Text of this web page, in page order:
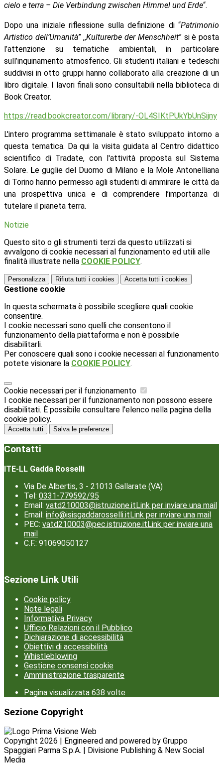
cielo e terra – Die Verbindung zwischen Himmel und Erde“.
Dopo una iniziale riflessione sulla definizione di “Patrimonio
Artistico dell’Umanità” ,,Kulturerbe der Menschheit” si è posta
l’attenzione su tematiche ambientali, in particolare
sull’inquinamento atmosferico.Gli studenti italiani e tedeschi
suddivisi in otto gruppi hanno collaborato alla creazione di un
libro digitale. I lavori finali sono consultabili nella biblioteca di
Book Creator.
https://read.bookcreator.com/library/-OL4SIKtPUkYbUnSijny
L'intero programma settimanale è stato sviluppato intorno a
questa tematica. Da qui la visita guidata alCentro didattico
scientifico di Tradate, con l'attività proposta sul Sistema
Solare. Le guglie del Duomo di Milano e la Mole Antonelliana
di Torino hanno permesso agli studenti di ammirare le città da
una prospettiva unica e di comprendere l’importanza di
tutelare il pianeta terra.
Notizie
Questo sito o gli strumenti terzi da questo utilizzati si
avvalgono di cookie necessari al funzionamento ed utili alle
finalità illustrate nella COOKIE POLICY.
Personalizza Rifiuta tutti i cookies Accetta tutti i cookies
Gestione cookie
In questa schermata è possibile scegliere quali cookie
consentire.
I cookie necessari sono quelli che consentono il
funzionamento della piattaforma e non è possibile
disabilitarli.
Per conoscere quali sono i cookie necessari al funzionamento
potete visionare la COOKIE POLICY.
Cookie necessari per il funzionamento
I cookie necessari per il funzionamento non possono essere
disabilitati. È possibile consultare l'elenco nella pagina della
cookie policy.
Accetta tutti Salva le preferenze
Contatti
ITE-LL Gadda Rosselli
Via De Albertis, 3 - 21013 Gallarate (VA)
Tel: 0331-779592/95
Email: vatd210003@istruzione.itLink per inviare una mail
Email: info@isisgaddarosselli.itLink per inviare una mail
PEC: vatd210003@pec.istruzione.itLink per inviare una
mail
C.F.: 91069050127
Sezione Link Utili
Cookie policy
Note legali
Informativa Privacy
Ufficio Relazioni con il Pubblico
Dichiarazione di accessibilità
Obiettivi di accessibilità
Whistleblowing
Gestione consensi cookie
Amministrazione trasparente
Pagina visualizzata 638 volte
Sezione Copyright
Copyright 2026 | Engineered and powered by Gruppo
Spaggiari Parma S.p.A. | Divisione Publishing & New Social
Media